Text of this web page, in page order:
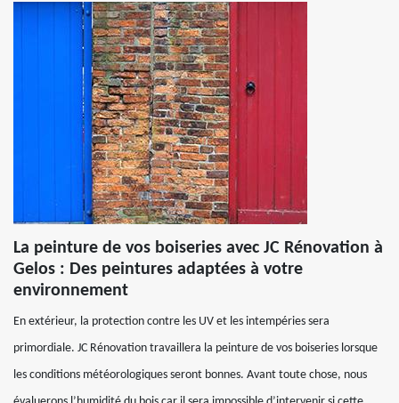
La peinture de vos boiseries avec JC Rénovation à
Gelos : Des peintures adaptées à votre
environnement
En extérieur, la protection contre les UV et les intempéries sera
primordiale. JC Rénovation travaillera la peinture de vos boiseries lorsque
les conditions météorologiques seront bonnes. Avant toute chose, nous